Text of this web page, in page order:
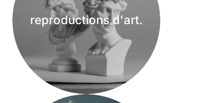
reproductions d'art.